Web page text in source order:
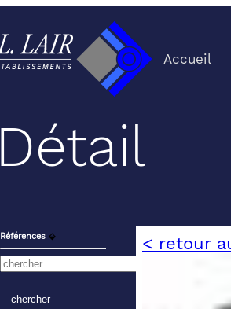
Accueil
Détail
Références ⬙ < retour